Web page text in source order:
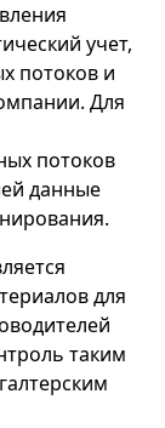
учет,
потоков и
Для
потоков
данные
для
таким